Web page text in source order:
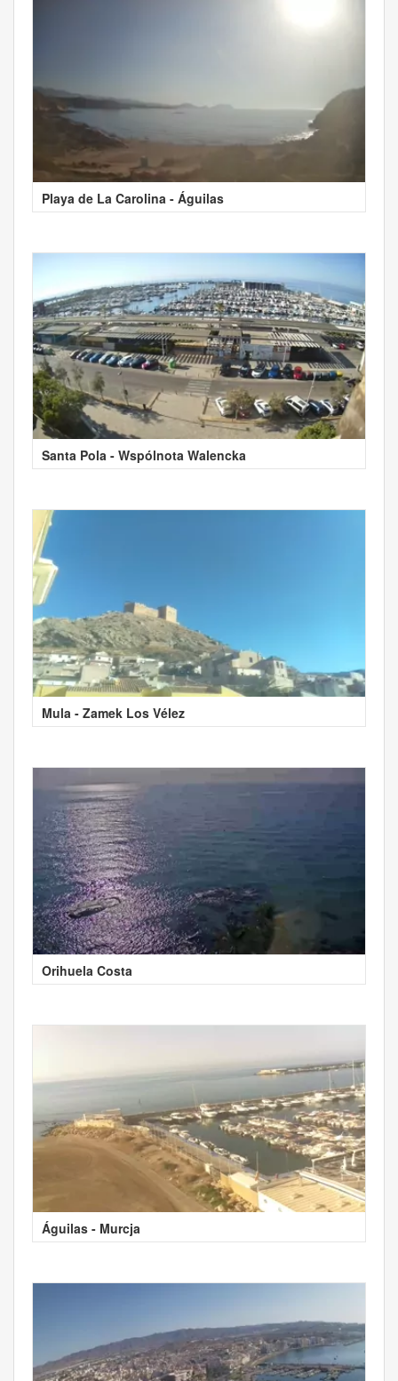
Playa de La Carolina - Águilas
Santa Pola - Wspólnota Walencka
Mula - Zamek Los Vélez
Orihuela Costa
Águilas - Murcja